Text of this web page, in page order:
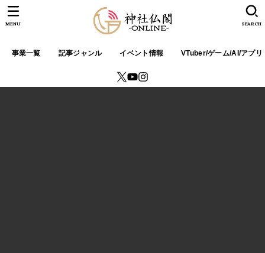
事業一覧 記事ジャンル イベント情報 VTuber/ゲーム/AI/アプリ
SEARCH
MENU